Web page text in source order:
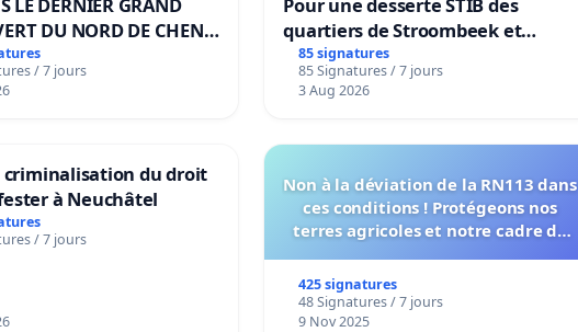
LE DERNIER GRAND
DU NORD DE CHENE-
/ 7 jours
Pour une desserte STIB des
quartiers de Stroombeek et
Beauval - Voor een MIVB-
bediening van de wijken
Strombeek en Het Voor
85 signatures
85 Signatures / 7 jours
3 Aug 2026
criminalisation du droit
à Neuchâtel
/ 7 jours
Non à la déviation de la RN113 dans
ces conditions ! Protégeons nos
terres agricoles et notre cadre de
425 signatures
48 Signatures / 7 jours
9 Nov 2025